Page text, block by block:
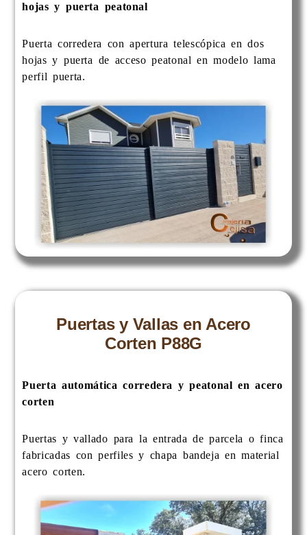
hojas y puerta peatonal
Puerta corredera con apertura telescópica en dos
hojas y puerta de acceso peatonal en modelo lama
perfil puerta.
Puertas y Vallas en Acero
Corten P88G
Puerta automática corredera y peatonal en acero
corten
Puertas y vallado para la entrada de parcela o finca
fabricadas con perfiles y chapa bandeja en material
acero corten.